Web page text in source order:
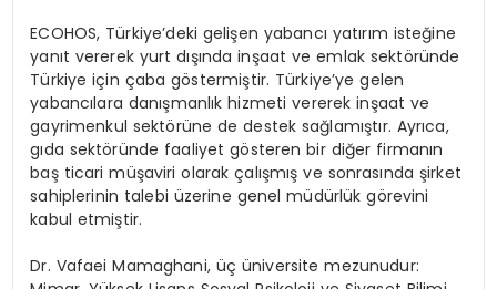
ECOHOS, Türkiye’deki gelişen yabancı yatırım isteğine
yanıt vererek yurt dışında inşaat ve emlak sektöründe
Türkiye için çaba göstermiştir. Türkiye’ye gelen
yabancılara danışmanlık hizmeti vererek inşaat ve
gayrimenkul sektörüne de destek sağlamıştır. Ayrıca,
gıda sektöründe faaliyet gösteren bir diğer firmanın
baş ticari müşaviri olarak çalışmış ve sonrasında şirket
sahiplerinin talebi üzerine genel müdürlük görevini
kabul etmiştir.
Dr. Vafaei Mamaghani, üç üniversite mezunudur: